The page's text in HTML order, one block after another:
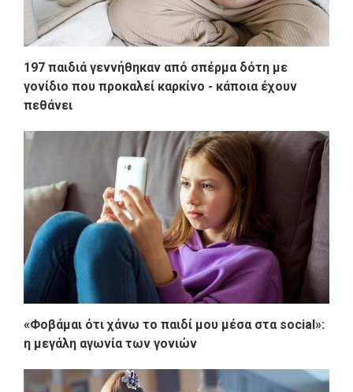
197 παιδιά γεννήθηκαν από σπέρμα δότη με
γονίδιο που προκαλεί καρκίνο - κάποια έχουν
πεθάνει
«Φοβάμαι ότι χάνω το παιδί μου μέσα στα social»:
η μεγάλη αγωνία των γονιών